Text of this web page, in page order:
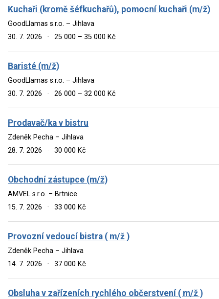
Kuchaři (kromě šéfkuchařů), pomocní kuchaři (m/ž)
GoodLlamas s.r.o. – Jihlava
30. 7. 2026
· 25 000 – 35 000 Kč
Baristé (m/ž)
GoodLlamas s.r.o. – Jihlava
30. 7. 2026
· 26 000 – 32 000 Kč
Prodavač/ka v bistru
Zdeněk Pecha – Jihlava
28. 7. 2026
· 30 000 Kč
Obchodní zástupce (m/ž)
AMVEL s.r.o. – Brtnice
15. 7. 2026
· 33 000 Kč
Provozní vedoucí bistra ( m/ž )
Zdeněk Pecha – Jihlava
14. 7. 2026
· 37 000 Kč
Obsluha v zařízeních rychlého občerstvení ( m/ž )